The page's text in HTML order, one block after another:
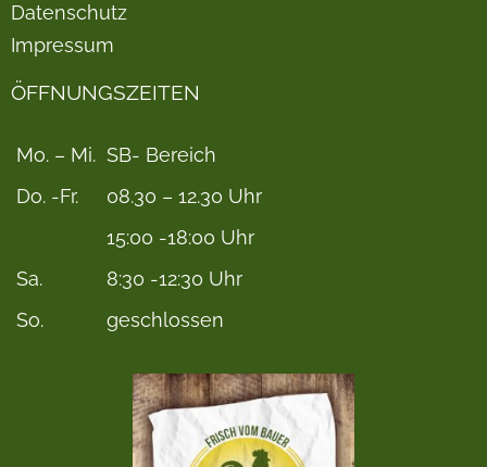
Datenschutz
Impressum
ÖFFNUNGSZEITEN
Mo. – Mi. SB- Bereich
Do. -Fr.
08.30 – 12.30 Uhr
15:00 -18:00 Uhr
Sa.
8:30 -12:30 Uhr
So.
geschlossen